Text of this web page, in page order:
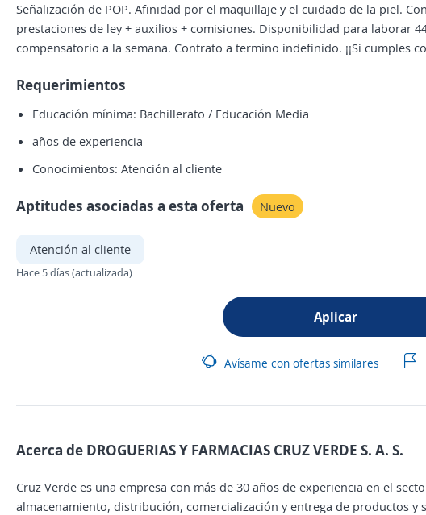
Señalización de POP. Afinidad por el maquillaje y el cuidado de la piel.
prestaciones de ley + auxilios + comisiones. Disponibilidad para laborar
compensatorio a la semana. Contrato a termino indefinido. ¡¡Si cumples
Requerimientos
Educación mínima: Bachillerato / Educación Media
años de experiencia
Conocimientos: Atención al cliente
Aptitudes asociadas a esta oferta Nuevo
Atención al cliente
Hace 5 días (actualizada)
Aplicar
Avísame con ofertas similares
Acerca de DROGUERIAS Y FARMACIAS CRUZ VERDE S. A. S.
Cruz Verde es una empresa con más de 30 años de experiencia en el
almacenamiento, distribución, comercialización y entrega de productos y